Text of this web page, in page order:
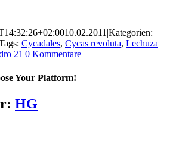
10.02.2011|Kategorien:
Cycadales, Cycas revoluta, Lechuza
21|0 Kommentare
Your Platform!
HG